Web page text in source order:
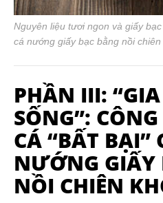
Nguyên liệu tươi ngon và giấy
cá nướng giấy bạc bằng nồi
PHẦN III:
SỐNG”:
CÁ “BẤT BẠI”
NƯỚNG GIẤY
NỒI CHIÊN